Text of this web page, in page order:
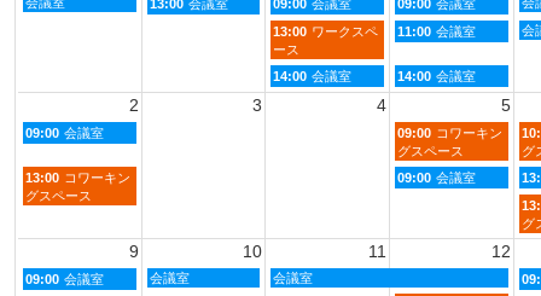
13:00 会議室 09:00 会議室 09:00 会議室
13:00 ワークスペ
ース
11:00 会議室 会
14:00 会議室 14:00 会議室
2 3 4 5
09:00 会議室 09:00 コワーキン
グスペース
グ
13:00 コワーキン
グスペース
09:00 会議室
グ
9 10 11 12
09:00 会議室 会議室 会議室